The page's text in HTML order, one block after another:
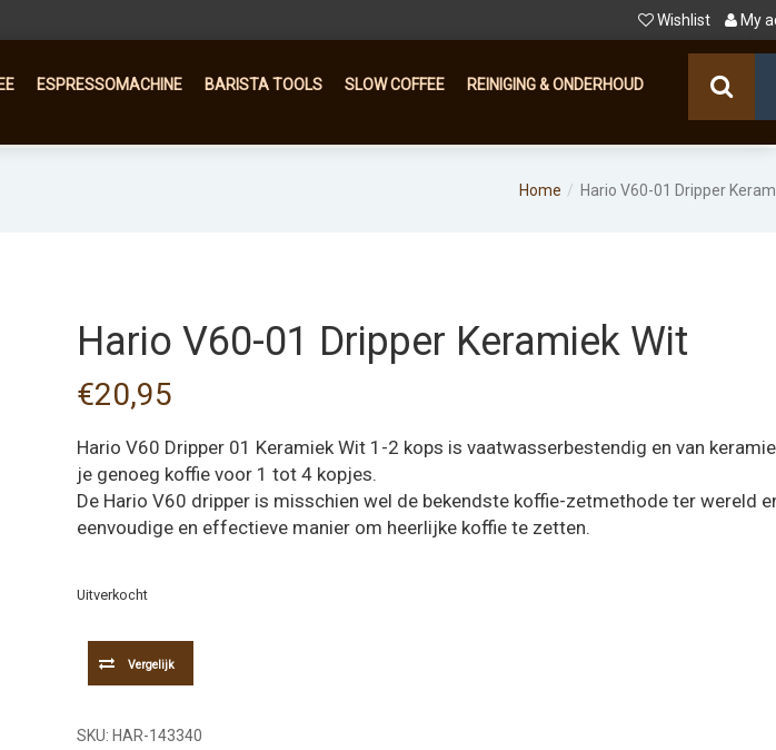
Wishlist My
ESPRESSOMACHINE BARISTA TOOLS SLOW COFFEE REINIGING & ONDERHOUD
Home Hario V60-01 Dripper
Hario V60-01 Dripper Keramiek Wit
€20,95
Hario V60 Dripper 01 Keramiek Wit 1-2 kops is vaatwasserbestendig en van
je genoeg koffie voor 1 tot 4 kopjes.
De Hario V60 dripper is misschien wel de bekendste koffie-zetmethode ter wereld
eenvoudige en effectieve manier om heerlijke koffie te zetten.
Uitverkocht
Vergelijk
SKU: HAR-143340